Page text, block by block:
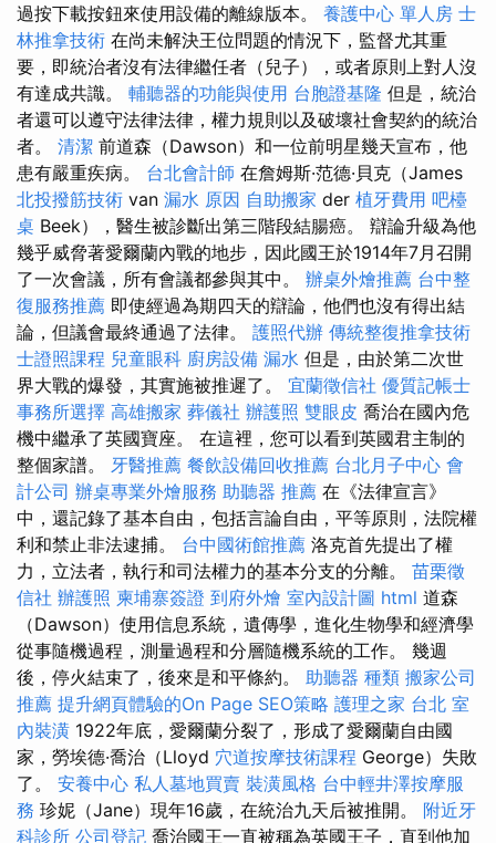
過按下載按鈕來使用設備的離線版本。 養護中心 單人房 士
林推拿技術 在尚未解決王位問題的情況下，監督尤其重
要，即統治者沒有法律繼任者（兒子），或者原則上對人沒
有達成共識。 輔聽器的功能與使用 台胞證基隆 但是，統治
者還可以遵守法律法律，權力規則以及破壞社會契約的統治
者。 清潔 前道森（Dawson）和一位前明星幾天宣布，他
患有嚴重疾病。 台北會計師 在詹姆斯·范德·貝克（James
北投撥筋技術 van 漏水 原因 自助搬家 der 植牙費用 吧檯
桌 Beek），醫生被診斷出第三階段結腸癌。 辯論升級為他
幾乎威脅著愛爾蘭內戰的地步，因此國王於1914年7月召開
了一次會議，所有會議都參與其中。 辦桌外燴推薦 台中整
復服務推薦 即使經過為期四天的辯論，他們也沒有得出結
論，但議會最終通過了法律。 護照代辦 傳統整復推拿技術
士證照課程 兒童眼科 廚房設備 漏水 但是，由於第二次世
界大戰的爆發，其實施被推遲了。 宜蘭徵信社 優質記帳士
事務所選擇 高雄搬家 葬儀社 辦護照 雙眼皮 喬治在國內危
機中繼承了英國寶座。 在這裡，您可以看到英國君主制的
整個家譜。 牙醫推薦 餐飲設備回收推薦 台北月子中心 會
計公司 辦桌專業外燴服務 助聽器 推薦 在《法律宣言》
中，還記錄了基本自由，包括言論自由，平等原則，法院權
利和禁止非法逮捕。 台中國術館推薦 洛克首先提出了權
力，立法者，執行和司法權力的基本分支的分離。 苗栗徵
信社 辦護照 柬埔寨簽證 到府外燴 室內設計圖 html 道森
（Dawson）使用信息系統，遺傳學，進化生物學和經濟學
從事隨機過程，測量過程和分層隨機系統的工作。 幾週
後，停火結束了，後來是和平條約。 助聽器 種類 搬家公司
推薦 提升網頁體驗的On Page SEO策略 護理之家 台北 室
內裝潢 1922年底，愛爾蘭分裂了，形成了愛爾蘭自由國
家，勞埃德·喬治（Lloyd 穴道按摩技術課程 George）失敗
了。 安養中心 私人墓地買賣 裝潢風格 台中輕井澤按摩服
務 珍妮（Jane）現年16歲，在統治九天后被推開。 附近牙
科診所 公司登記 喬治國王一直被稱為英國王子，直到他加